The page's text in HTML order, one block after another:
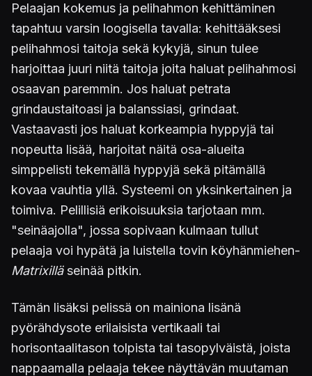
Pelaajan kokemus ja pelihahmon kehittäminen
tapahtuu varsin loogisella tavalla: kehittääksesi
pelihahmosi taitoja sekä kykyjä, sinun tulee
harjoittaa juuri niitä taitoja joita haluat pelihahmosi
osaavan paremmin. Jos haluat petrata
grindaustaitoasi ja balanssiasi, grindaat.
Vastaavasti jos haluat korkeampia hyppyjä tai
nopeutta lisää, harjoitat näitä osa-alueita
simppelisti tekemällä hyppyjä sekä pitämällä
kovaa vauhtia yllä. Systeemi on yksinkertainen ja
toimiva. Pelillisiä erikoisuuksia tarjotaan mm.
"seinäajolla", jossa sopivaan kulmaan tullut
pelaaja voi hypätä ja luistella tovin köyhänmiehen-
Matrixilläseinää pitkin.
Tämän lisäksi pelissä on mainiona lisänä
pyörähdysote erilaisista vertikaali tai
horisontaalitason tolpista tai tasopylväistä, joista
nappaamalla pelaaja tekee näyttävän muutaman